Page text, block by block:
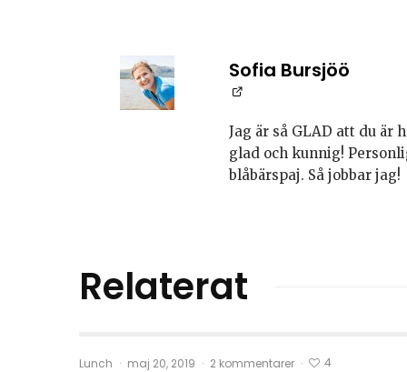
Sofia Bursjöö
Jag är så GLAD att du är
glad och kunnig!
blåbärspaj. Så jobbar jag!
Relaterat
Lunch · maj 20, 2019 · 2 kommentarer · 4